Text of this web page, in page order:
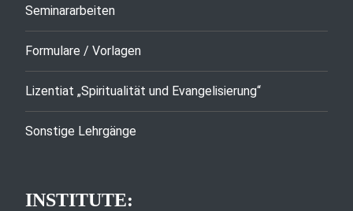
Seminararbeiten
Formulare / Vorlagen
Lizentiat „Spiritualität und Evangelisierung“
Sonstige Lehrgänge
INSTITUTE: